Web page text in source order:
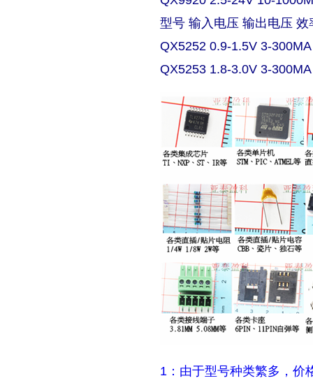
型号 输入电压 输出电压 效
QX5252 0.9-1.5V 3-
QX5253 1.8-3.0V 3-
1：由于型号种类繁多，价